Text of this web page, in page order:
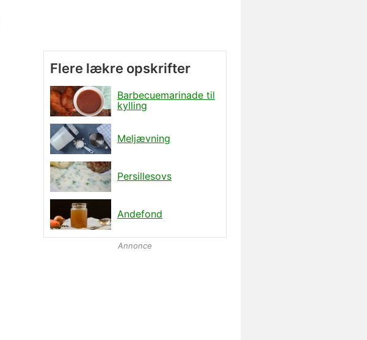
Flere lækre opskrifter
Barbecuemarinade til
kylling
Meljævning
Persillesovs
Andefond
Annonce